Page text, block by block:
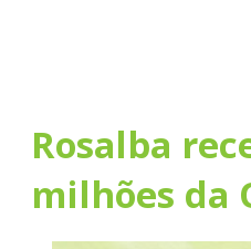
Rosalba
milhões da